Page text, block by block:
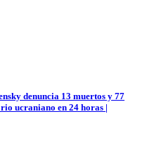
denuncia 13 muertos y 77
ucraniano en 24 horas |